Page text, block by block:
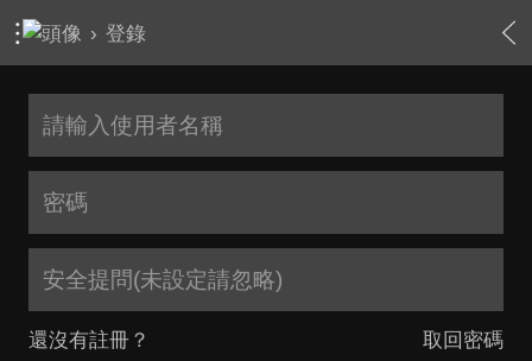
› 登錄
安全提問(未設定請忽略)
還沒有註冊？ 取回密碼